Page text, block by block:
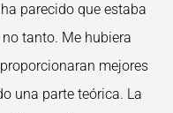
parecido que estaba
tanto. Me hubiera
mejores
una parte teórica. La